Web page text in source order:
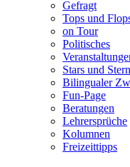
Gefragt
Tops und
on Tour
Politisches
Stars und
Bilingualer
Fun-Page
Beratungen
Lehrersprüche
Kolumnen
Freizeittipps